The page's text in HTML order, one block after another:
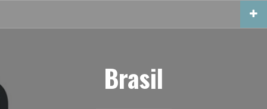
content
Brasil